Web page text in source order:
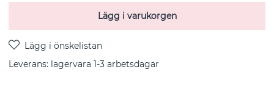
Lägg i varukorgen
Leverans: lagervara 1-3 arbetsdagar